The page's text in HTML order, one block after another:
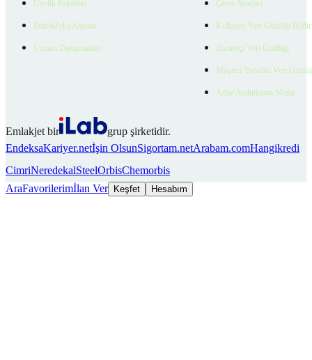
Üyelik Paketleri
EmlakZeka Asistan
Uzman Danışmanlar
Çerez Ayarları
Kullanıcı Veri Gizliliği
Ziyaretçi Veri Gizliliği
Müşteri Yetkilisi Veri
Aday Aydınlatma Metni
Emlakjet bir
grup şirketidir.
EndeksaKariyer.netİşin OlsunSigortam.netArabam.comHangikredi
CimriNeredekalSteelOrbisChemorbis
AraFavorilerimİlan Ver Keşfet Hesabım